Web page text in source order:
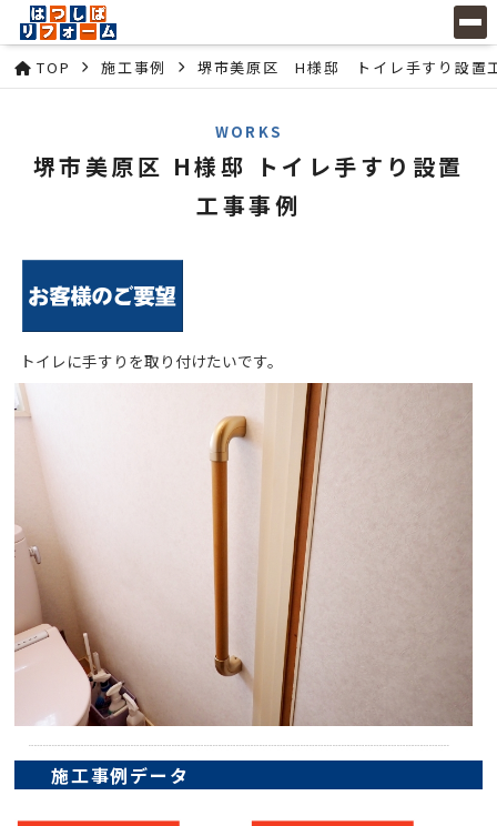
TOP 施工事例 堺市美原区 H様邸 トイレ手すり設置
WORKS
堺市美原区 H様邸 トイレ手すり設置
工事事例
トイレに手すりを取り付けたいです。
施工事例データ